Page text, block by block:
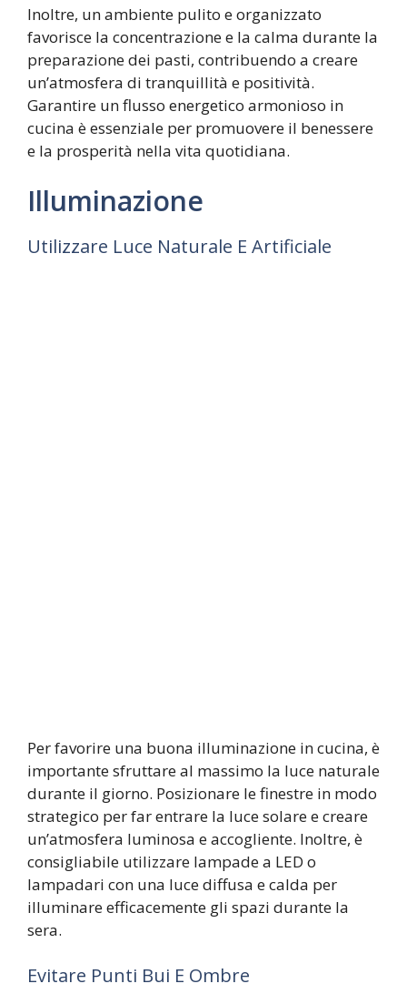
Inoltre, un ambiente pulito e organizzato
favorisce la concentrazione e la calma durante la
preparazione dei pasti, contribuendo a creare
un’atmosfera di tranquillità e positività.
Garantire un flusso energetico armonioso in
cucina è essenziale per promuovere il benessere
e la prosperità nella vita quotidiana.
Illuminazione
Utilizzare Luce Naturale E Artificiale
Per favorire una buona illuminazione in cucina, è
importante sfruttare al massimo la luce naturale
durante il giorno. Posizionare le finestre in modo
strategico per far entrare la luce solare e creare
un’atmosfera luminosa e accogliente. Inoltre, è
consigliabile utilizzare lampade a LED o
lampadari con una luce diffusa e calda per
illuminare efficacemente gli spazi durante la
sera.
Evitare Punti Bui E Ombre